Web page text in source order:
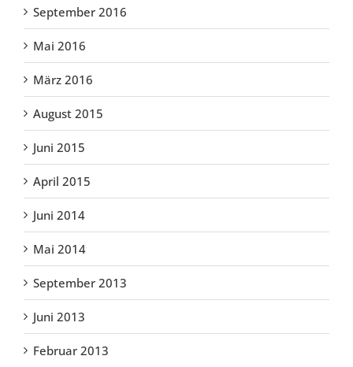
September 2016
Mai 2016
März 2016
August 2015
Juni 2015
April 2015
Juni 2014
Mai 2014
September 2013
Juni 2013
Februar 2013